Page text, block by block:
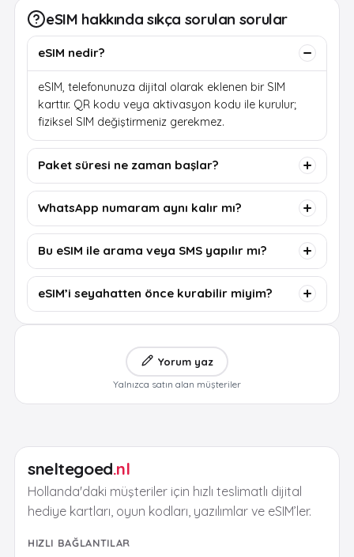
eSIM hakkında sıkça sorulan sorular
eSIM nedir?
eSIM, telefonunuza dijital olarak eklenen bir SIM
karttır. QR kodu veya aktivasyon kodu ile kurulur;
fiziksel SIM değiştirmeniz gerekmez.
Paket süresi ne zaman başlar?
WhatsApp numaram aynı kalır mı?
Bu eSIM ile arama veya SMS yapılır mı?
eSIM’i seyahatten önce kurabilir miyim?
Yorum yaz
Yalnızca satın alan müşteriler
sneltegoed.nl
Hollanda'daki müşteriler için hızlı teslimatlı dijital
hediye kartları, oyun kodları, yazılımlar ve eSIM’ler.
HIZLI BAĞLANTILAR